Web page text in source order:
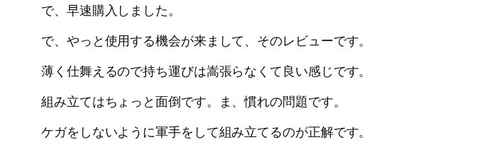
で、早速購入しました。
で、やっと使用する機会が来まして、そのレビューです。
薄く仕舞えるので持ち運びは嵩張らなくて良い感じです。
組み立てはちょっと面倒です。ま、慣れの問題です。
ケガをしないように軍手をして組み立てるのが正解です。